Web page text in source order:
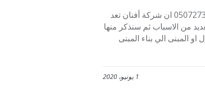
كشف تسربات المياه مجاني شركة كشف تسربات المياه بالرياض مجاني 0507273739 ان شركة أفنان تعد
من الاسباب ثم سنذكر منها
المبنى الي بناء المبنى
1 يونيو، 2020